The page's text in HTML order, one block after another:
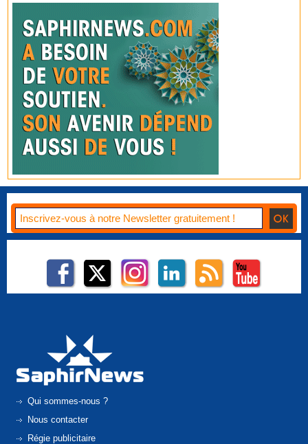
Qui sommes-nous ?
Nous contacter
Régie publicitaire